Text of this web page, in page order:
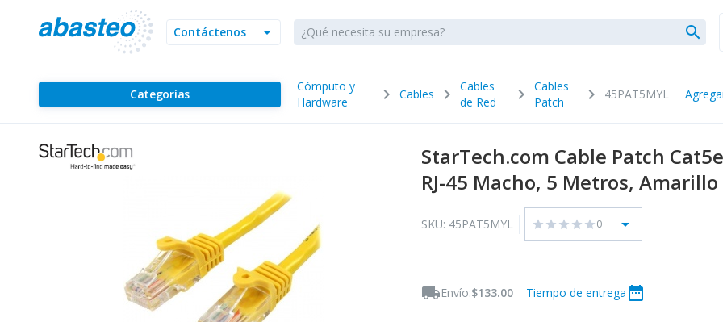
arrow_drop_down
Contáctenos search
Categorías
Cómputo y
Hardware
chevron_right Cables chevron_right
Cables
de Red
chevron_right
Cables
Patch
chevron_right 45PAT5MYL
StarTech.com Cable Patch
RJ-45 Macho, 5 Metros, Amarillo
SKU: 45PAT5MYL star star star star star0 arrow_drop_down
local_shippingEnvío:$133.00 Tiempo de entrega date_range